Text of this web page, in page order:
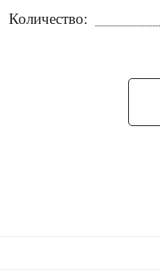
Количество: